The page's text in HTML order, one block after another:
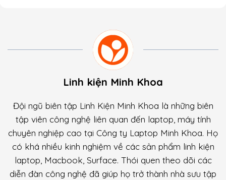
Linh kiện Minh Khoa
Đội ngũ biên tập Linh Kiện Minh Khoa là những biên
tập viên công nghệ liên quan đến laptop, máy tính
chuyên nghiệp cao tại Công ty Laptop Minh Khoa. Họ
có khá nhiều kinh nghiệm về các sản phẩm linh kiện
laptop, Macbook, Surface. Thói quen theo dõi các
diễn đàn công nghệ đã giúp họ trở thành nhà sưu tập